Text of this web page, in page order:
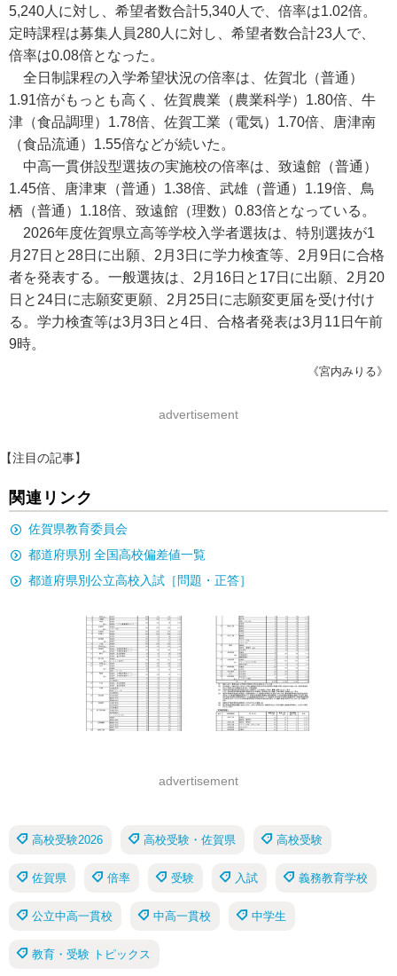
5,240人に対し、希望者数合計5,340人で、倍率は1.02倍。
定時課程は募集人員280人に対し、希望者数合計23人で、
倍率は0.08倍となった。
全日制課程の入学希望状況の倍率は、佐賀北（普通）
1.91倍がもっとも高く、佐賀農業（農業科学）1.80倍、牛
津（食品調理）1.78倍、佐賀工業（電気）1.70倍、唐津南
（食品流通）1.55倍などが続いた。
中高一貫併設型選抜の実施校の倍率は、致遠館（普通）
1.45倍、唐津東（普通）1.38倍、武雄（普通）1.19倍、鳥
栖（普通）1.18倍、致遠館（理数）0.83倍となっている。
2026年度佐賀県立高等学校入学者選抜は、特別選抜が1
月27日と28日に出願、2月3日に学力検査等、2月9日に合格
者を発表する。一般選抜は、2月16日と17日に出願、2月20
日と24日に志願変更願、2月25日に志願変更届を受け付け
る。学力検査等は3月3日と4日、合格者発表は3月11日午前
9時。
《宮内みりる》
advertisement
【注目の記事】
関連リンク
佐賀県教育委員会
都道府県別 全国高校偏差値一覧
都道府県別公立高校入試［問題・正答］
advertisement
高校受験2026 高校受験・佐賀県 高校受験
佐賀県 倍率 受験 入試 義務教育学校
公立中高一貫校 中高一貫校 中学生
教育・受験 トピックス